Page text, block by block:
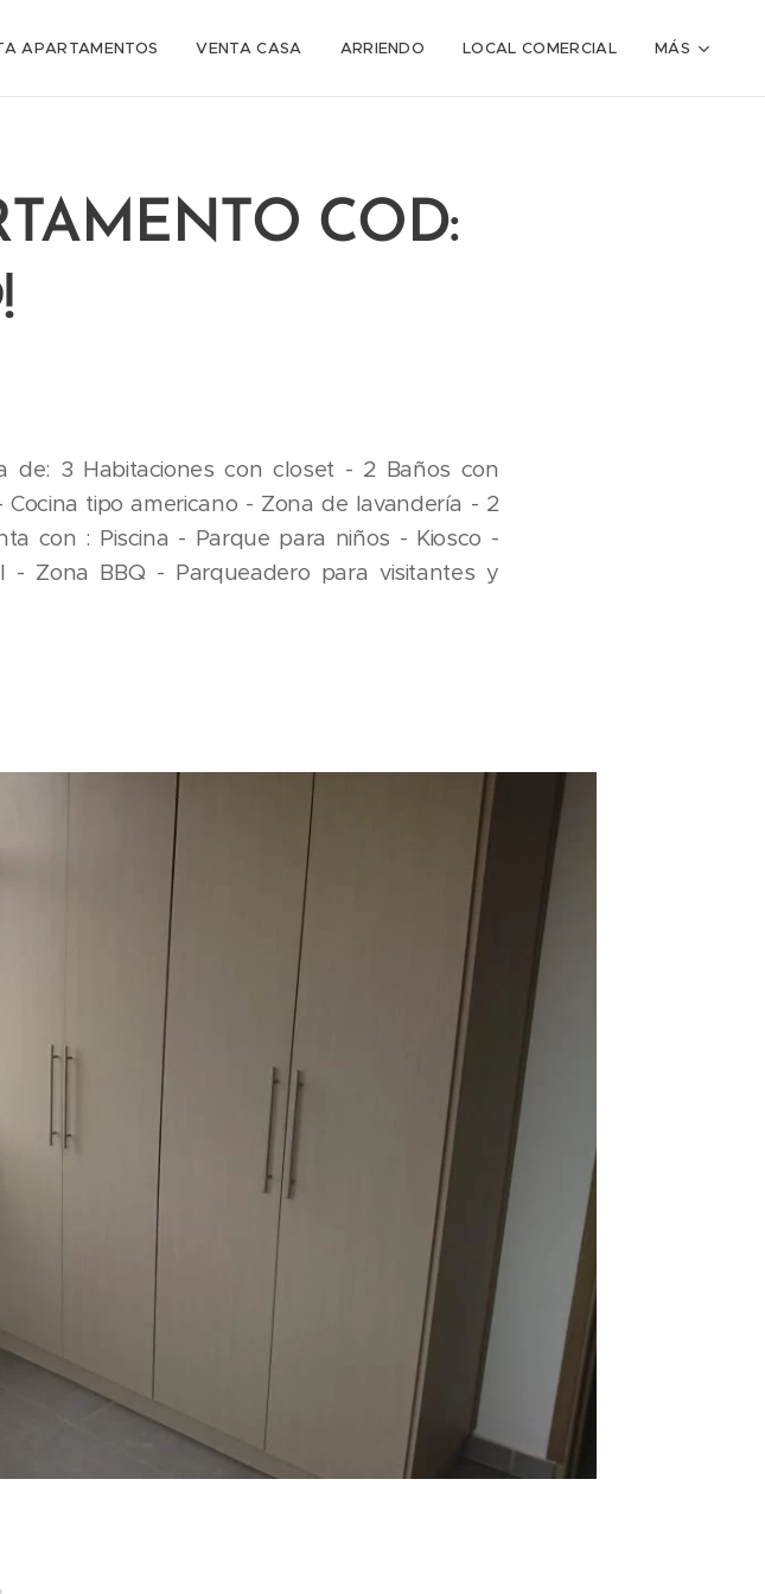
APARTAMENTOS VENTA CASA ARRIENDO LOCAL COMERCIAL MÁS
COD:
de: 3 Habitaciones con closet - 2 Baños con
tipo americano - Zona de lavandería - 2
con : Piscina - Parque para niños - Kiosco -
Zona BBQ - Parqueadero para visitantes y